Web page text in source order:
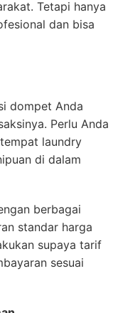
Tetapi hanya
dan bisa
dompet Anda
Perlu Anda
laundry
di dalam
berbagai
standar harga
supaya tarif
sesuai